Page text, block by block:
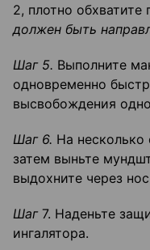
2, плотно
должен быть
Шаг 5. Выполните
одновременно
высвобождения
Шаг 6. На несколько
затем выньте
выдохните через
Шаг7. Наденьте
ингалятора.